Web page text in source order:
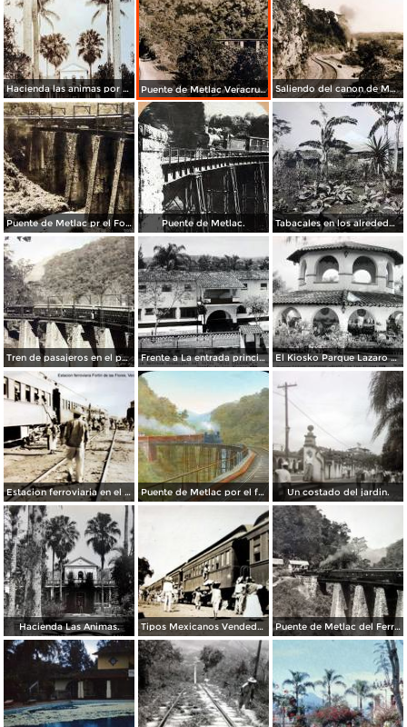
Hacienda las animas por el Fotógrafo Hugo Brehme. Puente de Metlac Veracruz por La Sonora News & Co. Saliendo del canon de Metlac Veracruz por La Sonora News & Co.
Puente de Metlac pr el Fotógrafo Hugo Brehme. Puente de Metlac. Tabacales en los alrededores.
Tren de pasajeros en el puente de Metlac. Frente a La entrada principal del Hotel Ruiz-Galindo.( Circulada el 22 de Julio de 1952 ) El Kiosko Parque Lazaro Cardenas.
Estacion ferroviaria en el Fortín de las Flores, Veracruz. Puente de Metlac por el fotografo C B Waite. Un costado del jardin.
Hacienda Las Animas. Tipos Mexicanos Vendedores de flores en la estacion del Ferrocarril Central Mexicano. Puente de Metlac del Ferrocarril Central Mexicano ( Circulada el 23 de Junio de 1921 ).